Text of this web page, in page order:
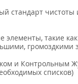
стандарт чистоты
элементы, такие
и Контрольным
списков)